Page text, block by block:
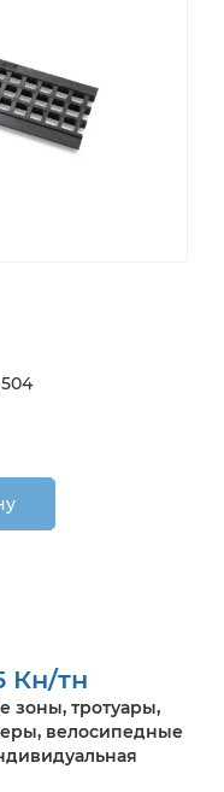
504
Кн/тн
зоны, тротуары,
велосипедные